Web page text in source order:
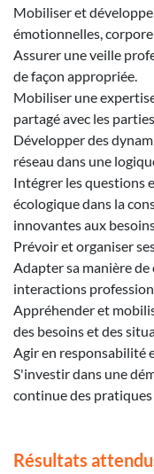
Mobiliser et
émotionnelles,
Assurer une veille
de façon appropriée.
Mobiliser une
partagé avec les
Développer des
réseau dans une
Intégrer les questions
écologique dans la
innovantes aux
Prévoir et organiser
Adapter sa manière
interactions
Appréhender et
des besoins et des
Agir en responsabilité
S'investir dans une
continue des
Résultats